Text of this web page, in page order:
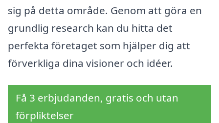
sig på detta område. Genom att göra en
grundlig research kan du hitta det
perfekta företaget som hjälper dig att
förverkliga dina visioner och idéer.
Få 3 erbjudanden, gratis och utan
förpliktelser